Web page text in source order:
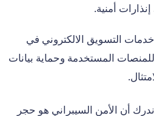
أمنية.
التسويق الالكتروني في
المستخدمة وحماية بيانات
أن الأمن السيبراني هو حجر